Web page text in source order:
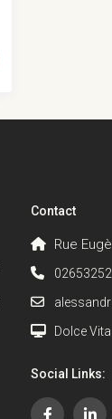
Contact
Rue
Dolce
Social Links: